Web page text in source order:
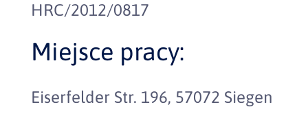
HRC/2012/0817
Miejsce pracy:
Eiserfelder Str. 196, 57072 Siegen